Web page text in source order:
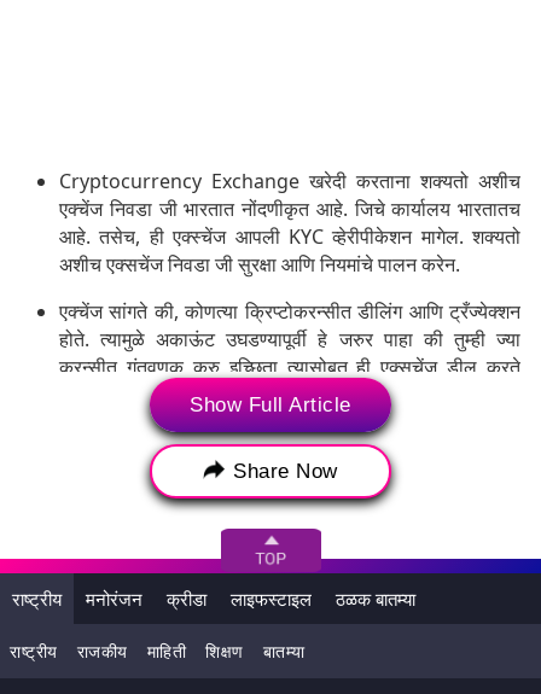
Cryptocurrency Exchange खरेदी करताना शक्यतो अशीच
एक्चेंज निवडा जी भारतात नोंदणीकृत आहे. जिचे कार्यालय भारतातच
आहे. तसेच, ही एक्स्चेंज आपली KYC व्हेरीपीकेशन मागेल. शक्यतो
अशीच एक्सचेंज निवडा जी सुरक्षा आणि नियमांचे पालन करेन.
एक्चेंज सांगते की, कोणत्या क्रिप्टोकरन्सीत डीलिंग आणि ट्रँज्येक्शन
होते. त्यामुळे अकाऊंट उघडण्यापूर्वी हे जरुर पाहा की तुम्ही ज्या
करन्सीत गुंतवणूक करु इच्छिता त्यासोबत ही एक्सचेंज डील करते
किंवा नाही. अकाऊंट उघडल्यावर केवायसी प्रोसेस पूर्ण झाल्यावर
आपण आपली खरेदी विक्री सुरु करु शकता.
Show Full Article
Share Now
राष्ट्रीय मनोरंजन क्रीडा लाइफस्टाइल ठळक बातम्या
राष्ट्रीय राजकीय माहिती शिक्षण बातम्या